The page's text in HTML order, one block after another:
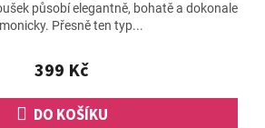
399 Kč
DO KOŠÍKU
působí elegantně, bohatě a dokonale
Přesně ten typ...